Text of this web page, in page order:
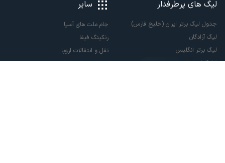
لیگ های پرطرفدار
جدول لیگ برتر ایران (خلیج فارس)
لیگ آزادگان
لیگ برتر انگلیس
لالیگا اسپانیا
سایر
جام ملت های آسیا
رنکینگ فیفا
نقل و انتقالات اروپا
نقل و انتقالات ایران